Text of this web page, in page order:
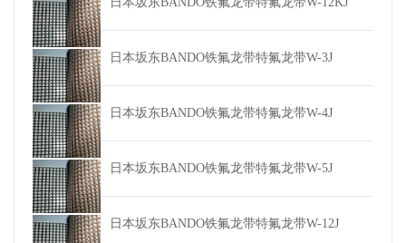
日本坂东BANDO铁氟龙带特氟龙带W-3J
日本坂东BANDO铁氟龙带特氟龙带W-4J
日本坂东BANDO铁氟龙带特氟龙带W-5J
日本坂东BANDO铁氟龙带特氟龙带W-12J